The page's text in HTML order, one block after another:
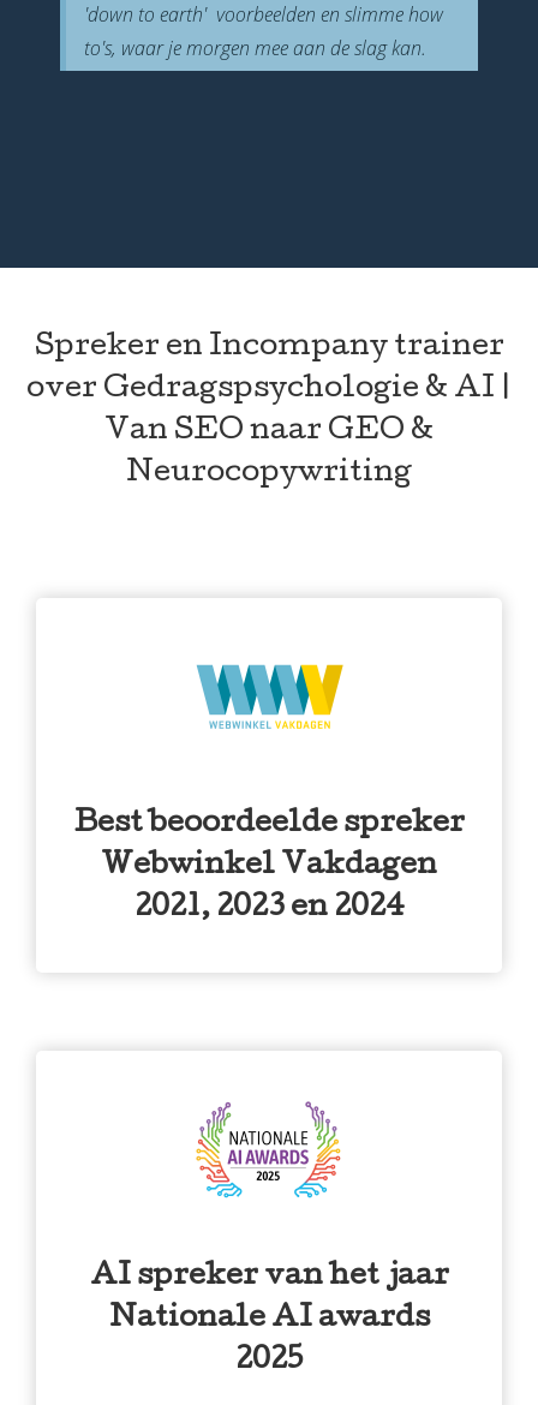
'down to earth' voorbeelden en slimme how
to's, waar je morgen mee aan de slag kan.
Spreker en Incompany trainer
over Gedragspsychologie & AI |
Van SEO naar GEO &
Neurocopywriting
Best beoordeelde spreker
Webwinkel Vakdagen
2021, 2023 en 2024
AI spreker van het jaar
Nationale AI awards
2025